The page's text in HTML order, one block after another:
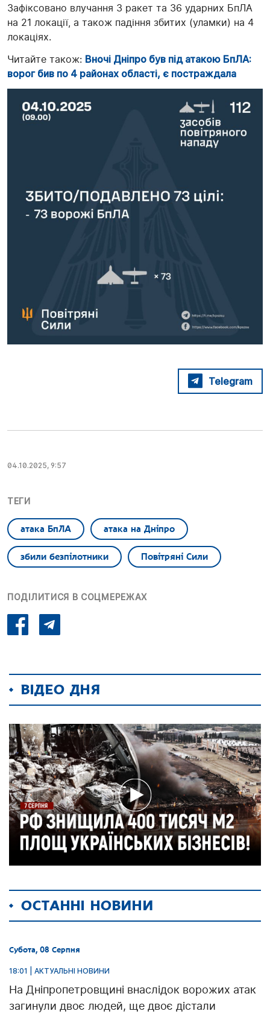
Зафіксовано влучання 3 ракет та 36 ударних БпЛА
на 21 локації, а також падіння збитих (уламки) на 4
локаціях.
Читайте також: Вночі Дніпро був під атакою БпЛА:
ворог бив по 4 районах області, є постраждала
Telegram
04.10.2025, 9:57
ТЕГИ
атака БпЛА атака на Дніпро
збили безпілотники Повітряні Сили
ПОДІЛИТИСЯ В СОЦМЕРЕЖАХ
ВІДЕО ДНЯ
ОСТАННІ НОВИНИ
Субота, 08 Серпня
18:01 | АКТУАЛЬНІ НОВИНИ
На Дніпропетровщині внаслідок ворожих атак
загинули двоє людей, ще двоє дістали